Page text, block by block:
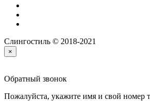
Слингостиль © 2018-2021
×
Обратный звонок
Пожалуйста, укажите имя и свой номер